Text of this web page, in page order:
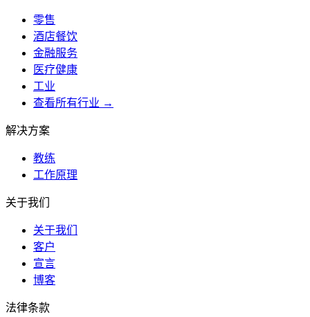
零售
酒店餐饮
金融服务
医疗健康
工业
查看所有行业 →
解决方案
教练
工作原理
关于我们
关于我们
客户
宣言
博客
法律条款